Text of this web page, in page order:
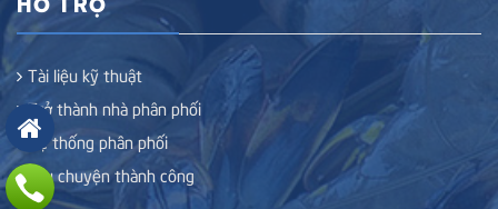
HỖ TRỢ
Tài liệu kỹ thuật
Trở thành nhà phân phối
Hệ thống phân phối
Câu chuyện thành công